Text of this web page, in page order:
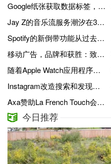
Google纸张获取数据标签，可自定义的数据点和高级过滤
Jay Z的音乐流服务潮汐在3个月后失去临时CEO
Spotify的新倒带功能从过去构建播放列表
移动广告，品牌和获胜：致电NYC的所有品牌
随着Apple Watch应用程序越来越好，电池寿命变得更大的问题
Instagram改造搜索和发现功能以曲面新趋势和事件
Axa赞助La French Touch会议促进法国与美国之间的数字创新和创业
今日推荐